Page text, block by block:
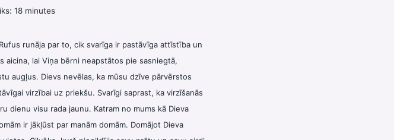
18 minutes
runāja par to, cik svarīga ir pastāvīga attīstība un
aicina, lai Viņa bērni neapstātos pie sasniegtā,
augļus. Dievs nevēlas, ka mūsu dzīve pārvērstos
virzībai uz priekšu. Svarīgi saprast, ka virzīšanās
dienu visu rada jaunu. Katram no mums kā Dieva
ir jākļūst par manām domām. Domājot Dieva